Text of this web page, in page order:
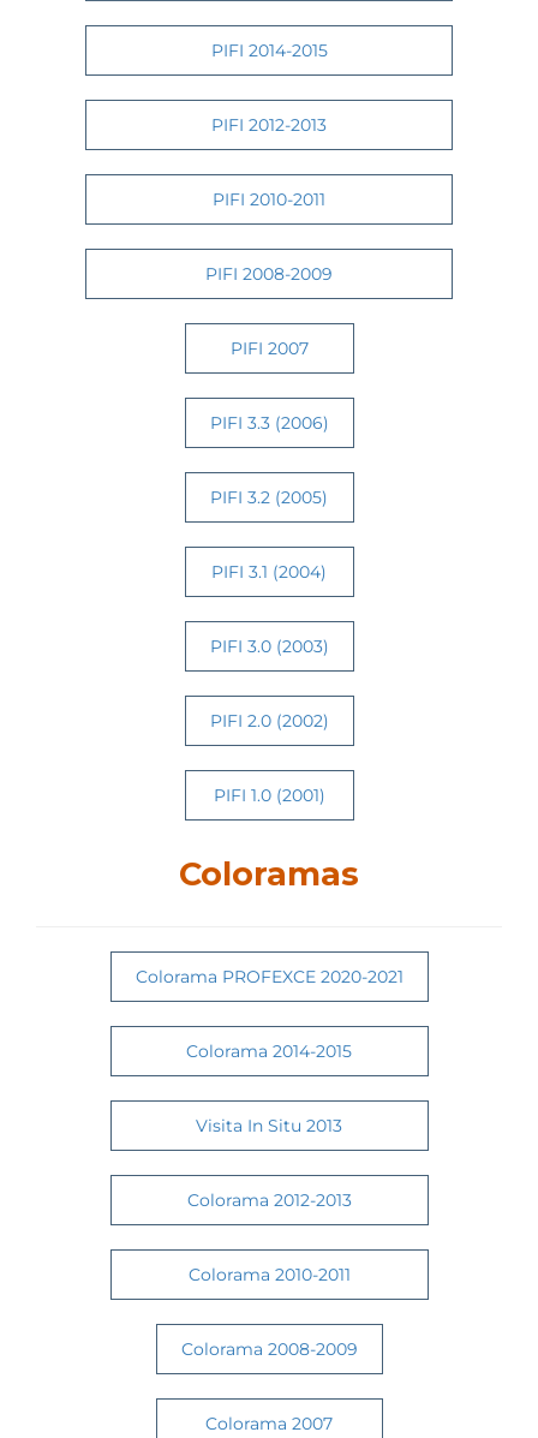
PIFI 2014-2015
PIFI 2012-2013
PIFI 2010-2011
PIFI 2008-2009
PIFI 2007
PIFI 3.3 (2006)
PIFI 3.2 (2005)
PIFI 3.1 (2004)
PIFI 3.0 (2003)
PIFI 2.0 (2002)
PIFI 1.0 (2001)
Coloramas
Colorama PROFEXCE 2020-2021
Colorama 2014-2015
Visita In Situ 2013
Colorama 2012-2013
Colorama 2010-2011
Colorama 2008-2009
Colorama 2007